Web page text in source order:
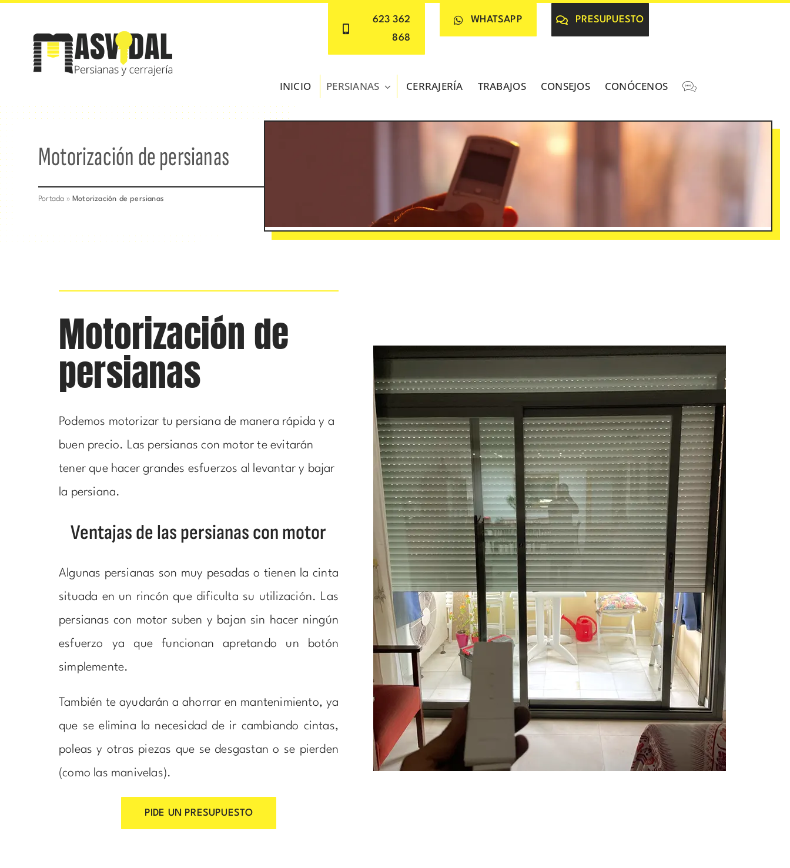
contenido
623 362
868
WHATSAPP PRESUPUESTO
INICIO PERSIANAS CERRAJERÍA TRABAJOS CONSEJOS CONÓCENOS
Motorización de persianas
Portada » Motorización de persianas
Motorización de
persianas
Podemos motorizar tu persiana de manera rápida y a
buen precio. Las persianas con motor te evitarán
tener que hacer grandes esfuerzos al levantar y bajar
la persiana.
Ventajas de las persianas con motor
Algunas persianas son muy pesadas o tienen la cinta
situada en un rincón que dificulta su utilización. Las
persianas con motor suben y bajan sin hacer ningún
esfuerzo ya que funcionan apretando un botón
simplemente.
También te ayudarán a ahorrar en mantenimiento, ya
que se elimina la necesidad de ir cambiando cintas,
poleas y otras piezas que se desgastan o se pierden
(como las manivelas).
PIDE UN PRESUPUESTO